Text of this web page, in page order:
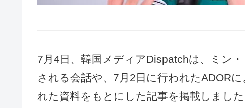
7月4日、韓国メディアDispatchは、ミン
される会話や、7月2日に行われたADOR
れた資料をもとにした記事を掲載しました